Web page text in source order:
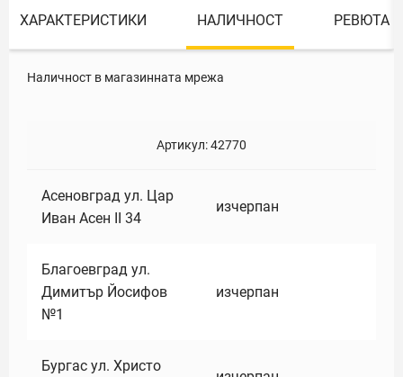
ХАРАКТЕРИСТИКИ НАЛИЧНОСТ РЕВЮТА
Наличност в магазинната мрежа
Артикул:42770
Асеновград ул. Цар
Иван Асен II 34
изчерпан
Благоевград ул.
Димитър Йосифов
№1
изчерпан
Бургас ул. Христо